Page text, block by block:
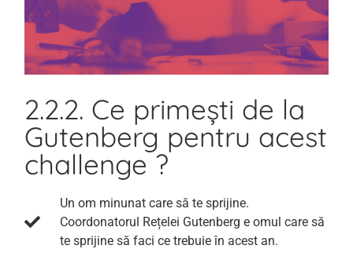
2.2.2. Ce primești de la
Gutenberg pentru acest
challenge ?
Un om minunat care să te sprijine.
Coordonatorul Rețelei Gutenberg e omul care să
te sprijine să faci ce trebuie în acest an.